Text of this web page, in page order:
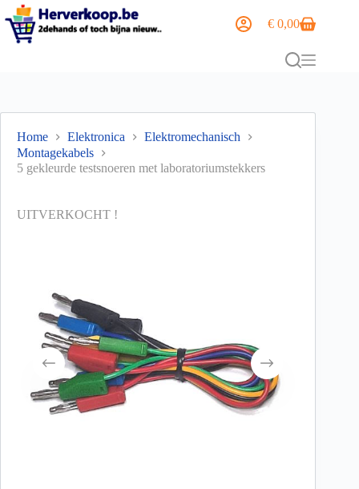
€ 0,00
Home Elektronica
Elektromechanisch
Montagekabels
5 gekleurde testsnoeren met laboratoriumstekkers
UITVERKOCHT !